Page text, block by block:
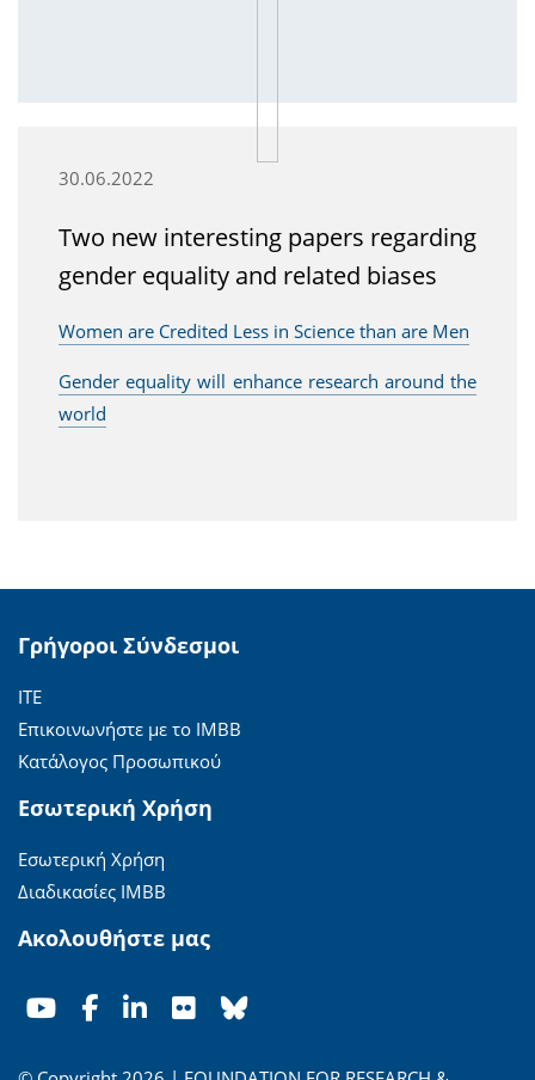
30.06.2022
Two new interesting papers regarding
gender equality and related biases
Women are Credited Less in Science than are Men
Gender equality will enhance research around the
world
Γρήγοροι Σύνδεσμοι
ΙΤΕ
Επικοινωνήστε με το ΙΜΒΒ
Κατάλογος Προσωπικού
Εσωτερική Χρήση
Εσωτερική Χρήση
Διαδικασίες ΙΜΒΒ
Ακολουθήστε μας